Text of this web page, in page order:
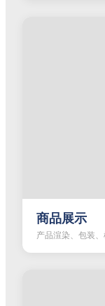
商品展示
产品渲染、包装